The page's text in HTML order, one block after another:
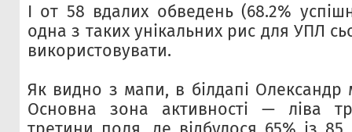
І от 58 вдалих обведень (68.2%
одна з таких унікальних рис для УПЛ
використовувати.
Як видно з мапи, в білдапі Олександр
Основна зона активності — ліва